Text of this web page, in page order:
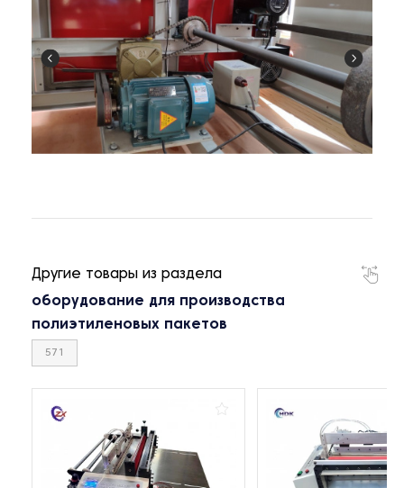
Другие товары из раздела
оборудование для производства
полиэтиленовых пакетов
571